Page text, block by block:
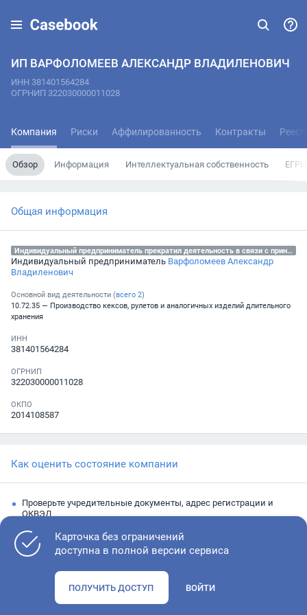
ИП ВАРФОЛОМЕЕВ АЛЕКСАНДР ВЛАДИЛЕНОВИЧ
ИНН 381401564284
ОГРНИП 322030000011028
Компания Риски Аффилированность Контракты
Обзор Информация Интеллектуальная собственность
Общая информация
Индивидуальный предприниматель прекратил деятельность в связи с принятием им соответствующего решения, 26.06.2023
Индивидуальный предприниматель Варфоломеев Александр
Владиленович
Основной вид деятельности (всего 2)
10.72.35 — Производство кексов, рулетов и аналогичных изделий длительного
хранения
ИНН
381401564284
ОГРНИП
322030000011028
ОКПО
2014108587
Как оценить состояние компании
Проверьте учредительные документы, адрес регистрации и
ОКВЭД
Запросите выписку из ЕГРЮЛ
Изучите финансовые показатели
Проверьте судебную активность и наличие долгов по
исполнительным производствам
Карточка без ограничений
доступна в полной версии сервиса
ПОЛУЧИТЬ ДОСТУП ВОЙТИ